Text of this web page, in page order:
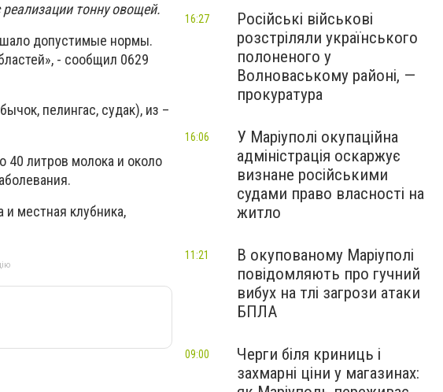
тонну овощей.
допустимые нормы.
- сообщил 0629
пелингас, судак), из –
40 литров молока и около
местная клубника,
Російські військові
розстріляли українського
полоненого у
Волноваському районі, —
прокуратура
16:27
У Маріуполі окупаційна
адміністрація оскаржує
визнане російськими
судами право власності на
житло
16:06
В окупованому Маріуполі
повідомляють про гучний
вибух на тлі загрози атаки
БПЛА
11:21
Черги біля криниць і
захмарні ціни у магазинах:
09:00